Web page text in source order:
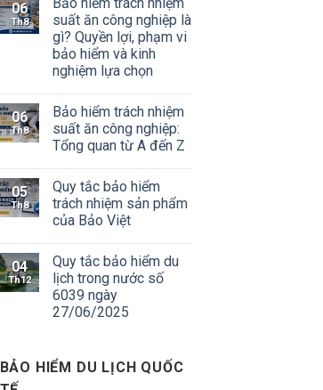
06
Th8
suất ăn công nghiệp là
gì? Quyền lợi, phạm vi
bảo hiểm và kinh
nghiệm lựa chọn
06
Th8
Bảo hiểm trách nhiệm
suất ăn công nghiệp:
Tổng quan từ A đến Z
05
Th8
Quy tắc bảo hiểm
trách nhiệm sản phẩm
của Bảo Việt
04
Th12
Quy tắc bảo hiểm du
lịch trong nước số
6039 ngày
27/06/2025
BẢO HIỂM DU LỊCH QUỐC